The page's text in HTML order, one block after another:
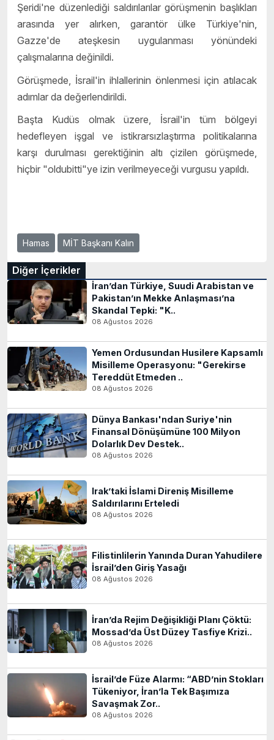
Şeridi'ne düzenlediği saldırılarılar görüşmenin başlıkları
arasında yer alırken, garantör ülke Türkiye'nin,
Gazze'de ateşkesin uygulanması yönündeki
çalışmalarına değinildi.
Görüşmede, İsrail'in ihlallerinin önlenmesi için atılacak
adımlar da değerlendirildi.
Başta Kudüs olmak üzere, İsrail'in tüm bölgeyi
hedefleyen işgal ve istikrarsızlaştırma politikalarına
karşı durulması gerektiğinin altı çizilen görüşmede,
hiçbir "oldubitti"ye izin verilmeyeceği vurgusu yapıldı.
Hamas MİT Başkanı Kalın
Diğer İçerikler
İran’dan Türkiye, Suudi Arabistan ve
Pakistan’ın Mekke Anlaşması’na
Skandal Tepki: "K..
08 Ağustos 2026
Yemen Ordusundan Husilere Kapsamlı
Misilleme Operasyonu: "Gerekirse
Tereddüt Etmeden ..
08 Ağustos 2026
Dünya Bankası'ndan Suriye'nin
Finansal Dönüşümüne 100 Milyon
Dolarlık Dev Destek..
08 Ağustos 2026
Irak’taki İslami Direniş Misilleme
Saldırılarını Erteledi
08 Ağustos 2026
Filistinlilerin Yanında Duran Yahudilere
İsrail’den Giriş Yasağı
08 Ağustos 2026
İran’da Rejim Değişikliği Planı Çöktü:
Mossad’da Üst Düzey Tasfiye Krizi..
08 Ağustos 2026
İsrail’de Füze Alarmı: “ABD’nin Stokları
Tükeniyor, İran’la Tek Başımıza
Savaşmak Zor..
08 Ağustos 2026